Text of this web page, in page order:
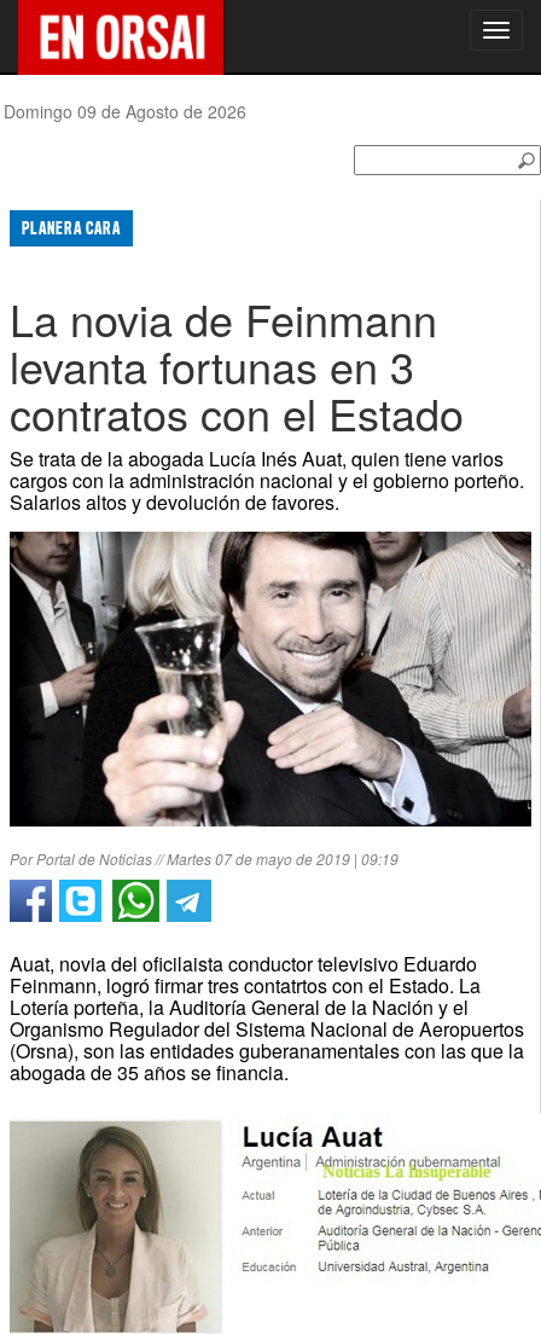
Domingo 09 de Agosto de 2026
PLANERA CARA
La novia de Feinmann
levanta fortunas en 3
contratos con el Estado
Se trata de la abogada Lucía Inés Auat, quien tiene varios
cargos con la administración nacional y el gobierno porteño.
Salarios altos y devolución de favores.
Por Portal de Noticias // Martes 07 de mayo de 2019 | 09:19
Auat, novia del oficilaista conductor televisivo Eduardo
Feinmann, logró firmar tres contatrtos con el Estado. La
Lotería porteña, la Auditoría General de la Nación y el
Organismo Regulador del Sistema Nacional de Aeropuertos
(Orsna), son las entidades guberanamentales con las que la
abogada de 35 años se financia.